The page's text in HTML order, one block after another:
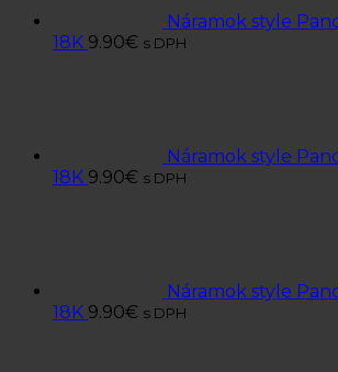
Náramok style
18K 9.90€ s DPH
Náramok style
18K 9.90€ s DPH
Náramok style
18K 9.90€ s DPH